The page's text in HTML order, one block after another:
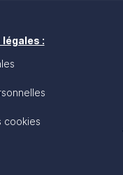
:
cookies